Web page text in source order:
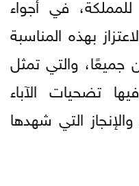
بهذه المناسبة
جميعًا، والتي تمثل
تضحيات الآباء
التي شهدها